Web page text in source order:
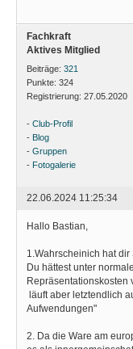
Fachkraft
Aktives Mitglied
Beiträge: 321
Punkte: 324
Registrierung: 27.05.2020
- Club-Profil
- Blog
- Gruppen
- Fotogalerie
22.06.2024 11:25:34
Hallo Bastian,
1.Wahrscheinich hat
Du hättest unter
Repräsentationskosten
läuft aber letztendlich
Aufwendungen"
2. Da die Ware am